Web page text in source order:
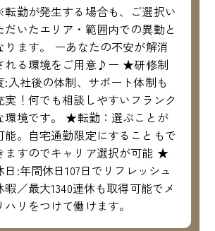
勤が発生する場合も、ご選択い
だいたエリア・範囲内での異動と
ります。 ーあなたの不安が解消
れる環境をご用意♪ー ★研修制
:入社後の体制、サポート体制も
実！何でも相談しやすいフランク
環境です。 ★転勤：選ぶことが
能。自宅通勤限定にすることもで
ますのでキャリア選択が可能 ★
日:年間休日107日でリフレッシュ
暇／最大1340連休も取得可能でメ
ハリをつけて働けます。